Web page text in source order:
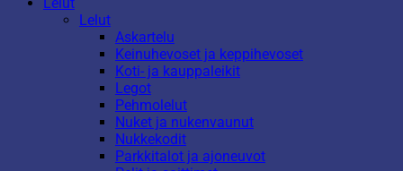
Lelut
Askartelu
Keinuhevoset ja keppihevoset
Koti- ja kauppaleikit
Legot
Pehmolelut
Nuket ja nukenvaunut
Nukkekodit
Parkkitalot ja ajoneuvot